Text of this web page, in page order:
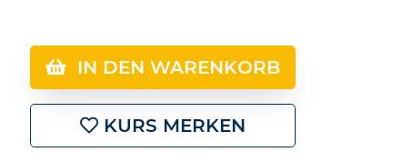
IN DEN WARENKORB
KURS MERKEN